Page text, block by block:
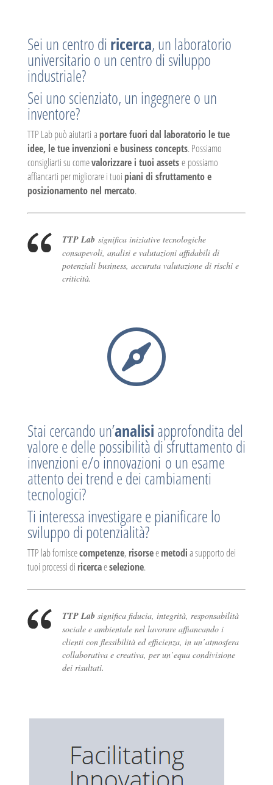
Sei un centro di ricerca, un laboratorio
universitario o un centro di sviluppo
industriale?
Sei uno scienziato, un ingegnere o un
inventore?
TTP Lab può aiutarti a portare fuori dal laboratorio le tue
idee, le tue invenzioni e business concepts. Possiamo
consigliarti su comevalorizzare i tuoi assetse possiamo
affiancarti per migliorare i tuoi piani di sfruttamento e
posizionamento nel mercato.
TTP Lab significa iniziative tecnologiche
consapevoli, analisi e valutazioni affidabili di
potenziali business, accurata valutazione di rischi e
criticità.

Stai cercando un’analisiapprofondita del
valore e delle possibilità di sfruttamento di
invenzioni e/o innovazioni o un esame
attento dei trend e dei cambiamenti
tecnologici?
Ti interessa investigare e pianificare lo
sviluppo di potenzialità?
TTP lab forniscecompetenze, risorseemetodia supporto dei
tuoi processi di ricercaeselezione.
TTP Lab significa fiducia, integrità, responsabilità
sociale e ambientale nel lavorare affiancando i
clienti con flessibilità ed efficienza, in un’atmosfera
collaborativa e creativa, per un’equa condivisione
dei risultati.